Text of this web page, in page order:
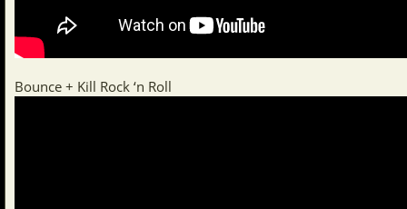
Bounce + Kill Rock ‘n Roll